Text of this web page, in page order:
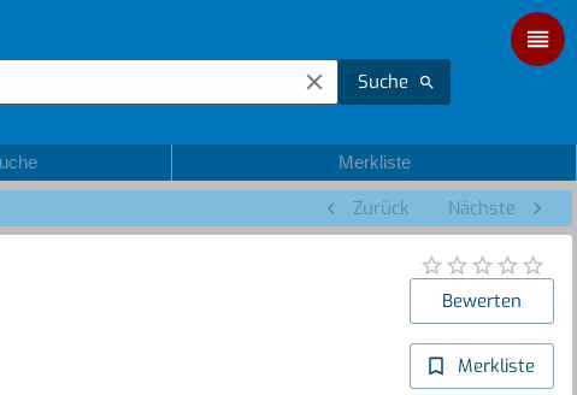
Suche
Merkliste
Zurück Nächste
Bewerten
Merkliste